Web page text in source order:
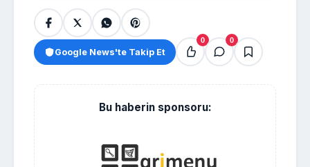
Google News'te Takip Et
0 0
Bu haberin sponsoru: